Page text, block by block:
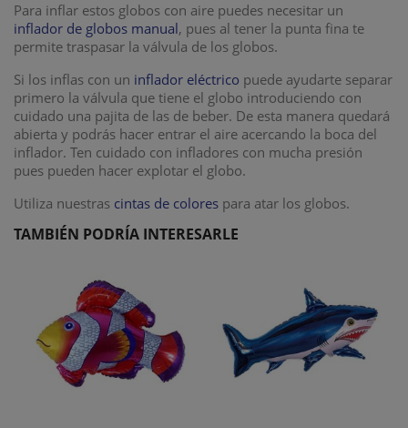
Para inflar estos globos con aire puedes necesitar un
inflador de globos manual, pues al tener la punta fina te
permite traspasar la válvula de los globos.
Si los inflas con un inflador eléctrico puede ayudarte separar
primero la válvula que tiene el globo introduciendo con
cuidado una pajita de las de beber. De esta manera quedará
abierta y podrás hacer entrar el aire acercando la boca del
inflador. Ten cuidado con infladores con mucha presión
pues pueden hacer explotar el globo.
Utiliza nuestras cintas de colores para atar los globos.
TAMBIÉN PODRÍA INTERESARLE